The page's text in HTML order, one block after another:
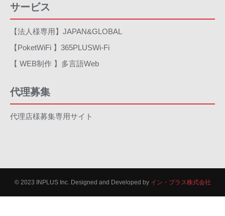
サービス
【法人様専用】JAPAN&GLOBAL
【PoketWiFi 】365PLUSWi-Fi
【 WEB制作 】多言語Web
代理募集
代理店様募集専用サイト
© 2023 INPLUS Inc. Designed and Developed by イン・プラス株式会社